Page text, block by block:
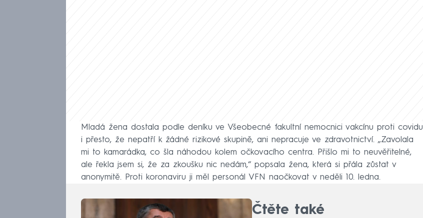
Mladá žena dostala podle deníku ve Všeobecné fakultní nemocnici vakcínu proti covidu
i přesto, že nepatří k žádné rizikové skupině, ani nepracuje ve zdravotnictví. „Zavolala
mi to kamarádka, co šla náhodou kolem očkovacího centra. Přišlo mi to neuvěřitelné,
ale řekla jsem si, že za zkoušku nic nedám,“ popsala žena, která si přála zůstat v
anonymitě. Proti koronaviru ji měl personál VFN naočkovat v neděli 10. ledna.
Čtěte také